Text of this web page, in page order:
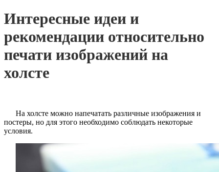
Интересные идеи и
рекомендации относительно
печати изображений на
холсте
На холсте можно напечатать различные изображения и
постеры, но для этого необходимо соблюдать некоторые
условия.